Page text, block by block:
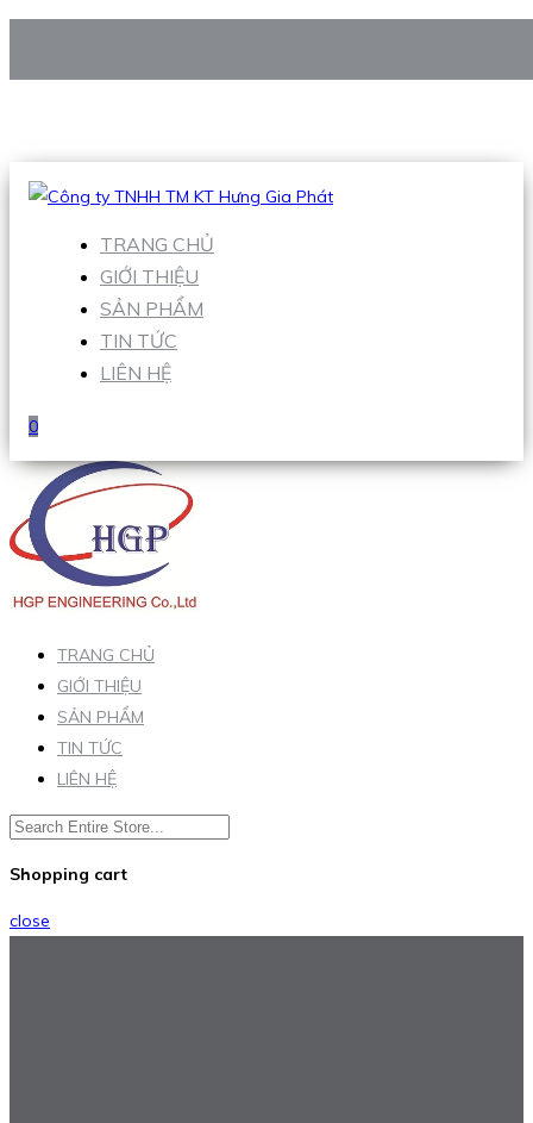
Hotline:0938 906 663
TRANG CHỦ
GIỚI THIỆU
SẢN PHẨM
TIN TỨC
LIÊN HỆ
0
TRANG CHỦ
GIỚI THIỆU
SẢN PHẨM
TIN TỨC
LIÊN HỆ
Shopping cart
close